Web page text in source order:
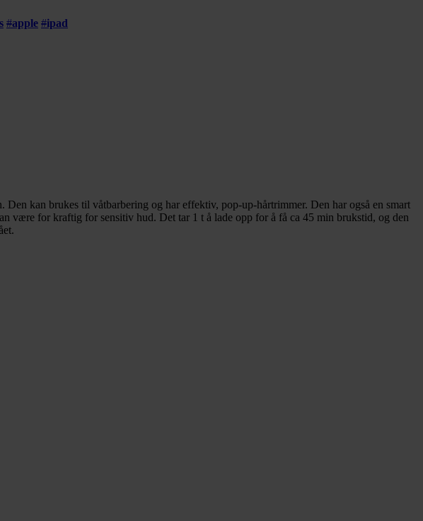
#apple #ipad
kan brukes til våtbarbering og har effektiv, pop-up-hårtrimmer. Den har også en smart
være for kraftig for sensitiv hud. Det tar 1 t å lade opp for å få ca 45 min brukstid, og den